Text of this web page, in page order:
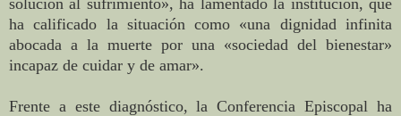
ha calificado la situación como «una dignidad infinita
abocada a la muerte por una «sociedad del bienestar»
incapaz de cuidar y de amar».
Frente a este diagnóstico, la Conferencia Episcopal ha